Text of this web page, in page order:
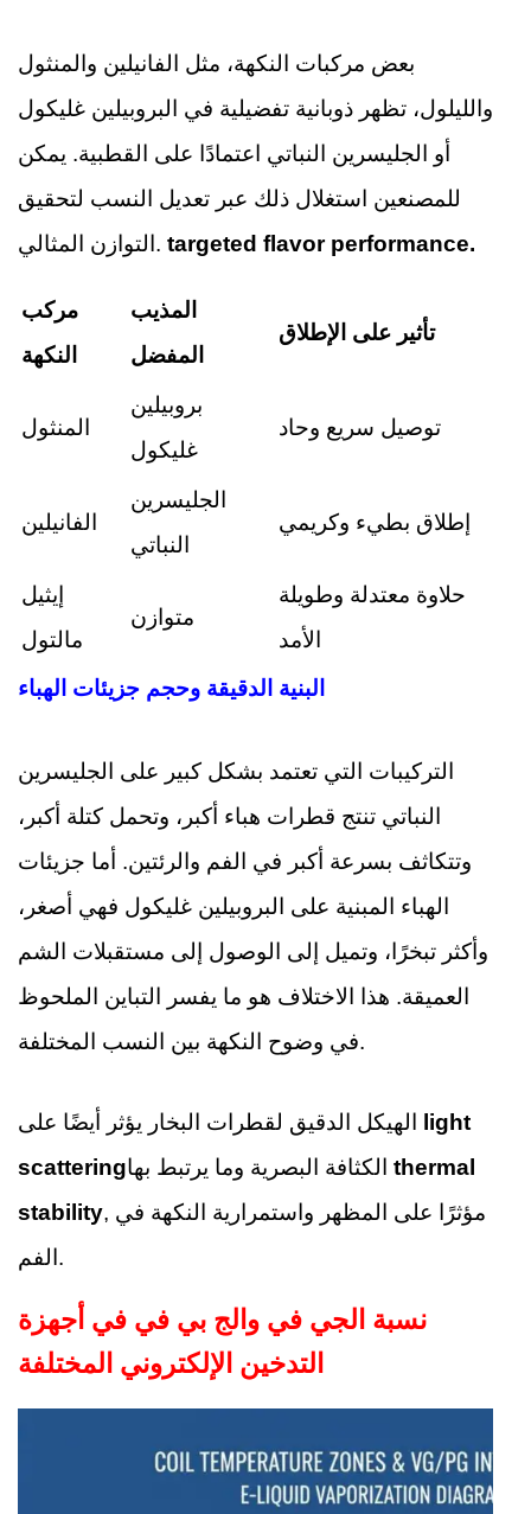
بعض مركبات النكهة، مثل الفانيلين والمنثول
والليلول، تظهر ذوبانية تفضيلية في البروبيلين غليكول
أو الجليسرين النباتي اعتمادًا على القطبية. يمكن
للمصنعين استغلال ذلك عبر تعديل النسب لتحقيق
التوازن المثالي. targeted flavor performance.
مركب
النكهة
المذيب
المفضل
تأثير على الإطلاق
المنثول
بروبيلين
غليكول
توصيل سريع وحاد
الفانيلين
الجليسرين
النباتي
إطلاق بطيء وكريمي
إيثيل
مالتول
متوازن
حلاوة معتدلة وطويلة
الأمد
البنية الدقيقة وحجم جزيئات الهباء
التركيبات التي تعتمد بشكل كبير على الجليسرين
النباتي تنتج قطرات هباء أكبر، وتحمل كتلة أكبر،
وتتكاثف بسرعة أكبر في الفم والرئتين. أما جزيئات
الهباء المبنية على البروبيلين غليكول فهي أصغر،
وأكثر تبخرًا، وتميل إلى الوصول إلى مستقبلات الشم
العميقة. هذا الاختلاف هو ما يفسر التباين الملحوظ
في وضوح النكهة بين النسب المختلفة.
light
scattering
thermal
stability, مؤثرًا على المظهر واستمرارية النكهة في
الفم.
نسبة الجي في والج بي في في أجهزة
التدخين الإلكتروني المختلفة